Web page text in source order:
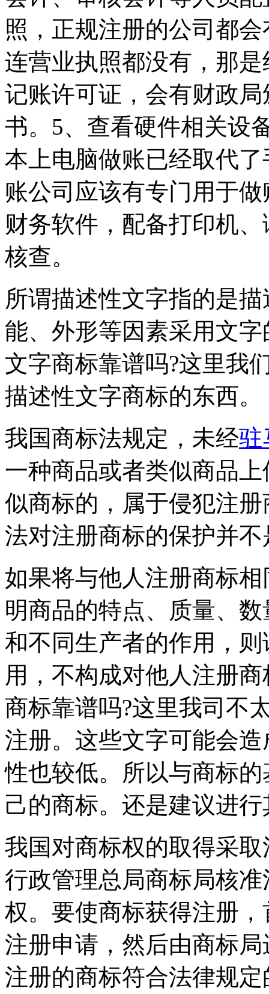
照，正规注册的公司都
连营业执照都没有，那
记账许可证，会有财政
书。5、查看硬件相关设
本上电脑做账已经取代
账公司应该有专门用于
财务软件，配备打印机
核查。
所谓描述性文字指的是
能、外形等因素采用文
文字商标靠谱吗?这里我
描述性文字商标的东西。
我国商标法规定，未经驻
一种商品或者类似商品
似商标的，属于侵犯注
法对注册商标的保护并
如果将与他人注册商标
明商品的特点、质量、
和不同生产者的作用，
用，不构成对他人注册
商标靠谱吗?这里我司不
注册。这些文字可能会
性也较低。所以与商标
己的商标。还是建议进
我国对商标权的取得采
行政管理总局商标局核
权。要使商标获得注册
注册申请，然后由商标
注册的商标符合法律规